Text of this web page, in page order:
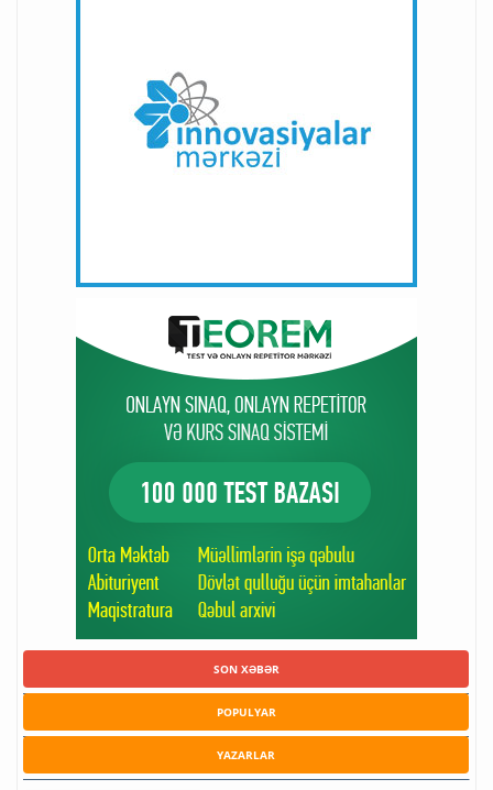
SON XƏBƏR
POPULYAR
YAZARLAR